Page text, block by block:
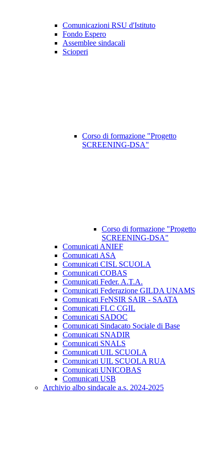
Comunicazioni RSU d'Istituto
Fondo Espero
Assemblee sindacali
Scioperi
Corso di formazione "Progetto
SCREENING-DSA"
Corso di formazione "Progetto
SCREENING-DSA"
Comunicati ANIEF
Comunicati ASA
Comunicati CISL SCUOLA
Comunicati COBAS
Comunicati Feder. A.T.A.
Comunicati Federazione GILDA UNAMS
Comunicati FeNSIR SAIR - SAATA
Comunicati FLC CGIL
Comunicati SADOC
Comunicati Sindacato Sociale di Base
Comunicati SNADIR
Comunicati SNALS
Comunicati UIL SCUOLA
Comunicati UIL SCUOLA RUA
Comunicati UNICOBAS
Comunicati USB
Archivio albo sindacale a.s. 2024-2025